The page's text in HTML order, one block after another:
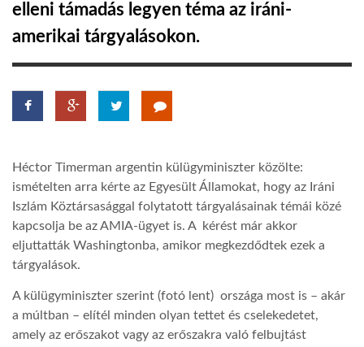
HÍR3D
TROPICALMAGAZIN
AFRIKA TUDÁSTÁR
A NAP SZÉPE
LINKTR.EE
elleni támadás legyen téma az iráni-
amerikai tárgyalásokon.
Héctor Timerman argentin külügyminiszter közölte:
ismételten arra kérte az Egyesült Államokat, hogy az Iráni
Iszlám Köztársasággal folytatott tárgyalásainak témái közé
kapcsolja be az AMIA-ügyet is. A kérést már akkor
eljuttatták Washingtonba, amikor megkezdődtek ezek a
tárgyalások.
A külügyminiszter szerint (fotó lent) országa most is – akár
a múltban – elítél minden olyan tettet és cselekedetet,
amely az erőszakot vagy az erőszakra való felbujtást